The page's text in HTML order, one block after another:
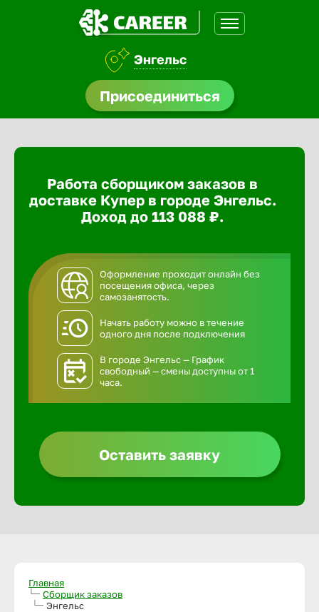
Энгельс
Присоединиться
Работа сборщиком заказов в
доставке Купер в городе Энгельс.
Доход до 113 088 ₽.
Оформление проходит онлайн без
посещения офиса, через
самозанятость.
Начать работу можно в течение
одного дня после подключения
В городе Энгельс — График
свободный — смены доступны от 1
часа.
Оставить заявку
Главная
Сборщик заказов
Энгельс